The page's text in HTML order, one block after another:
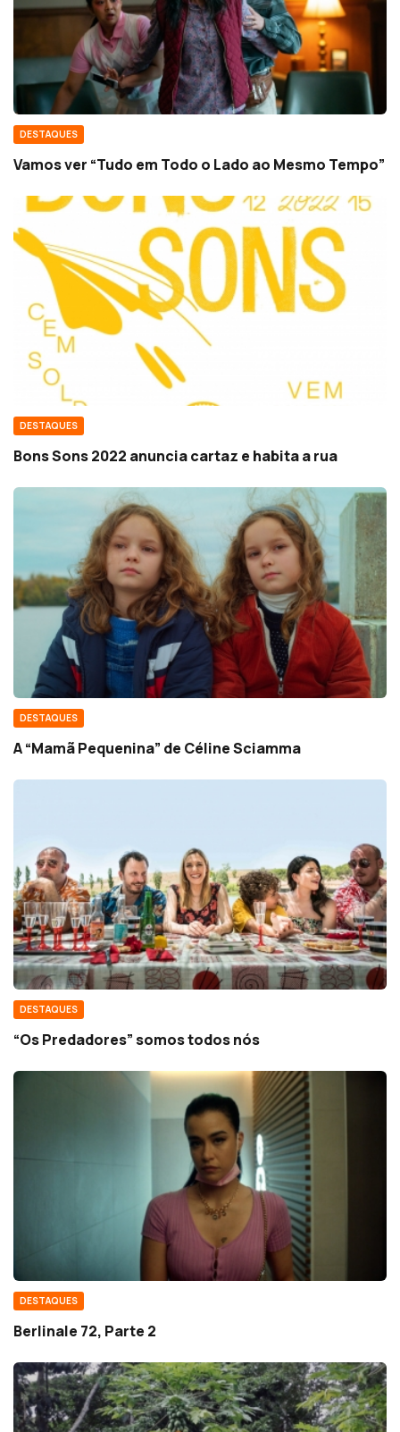
DESTAQUES
Vamos ver “Tudo em Todo o Lado ao Mesmo Tempo”
DESTAQUES
Bons Sons 2022 anuncia cartaz e habita a rua
DESTAQUES
A “Mamã Pequenina” de Céline Sciamma
DESTAQUES
“Os Predadores” somos todos nós
DESTAQUES
Berlinale 72, Parte 2